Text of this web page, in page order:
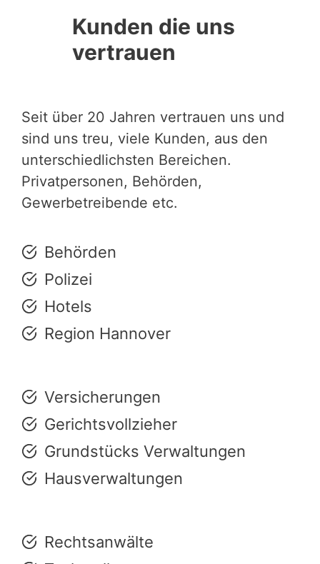
Kunden die uns
vertrauen
Seit über 20 Jahren vertrauen uns und
sind uns treu, viele Kunden, aus den
unterschiedlichsten Bereichen.
Privatpersonen, Behörden,
Gewerbetreibende etc.
Behörden
Polizei
Hotels
Region Hannover
Versicherungen
Gerichtsvollzieher
Grundstücks Verwaltungen
Hausverwaltungen
Rechtsanwälte